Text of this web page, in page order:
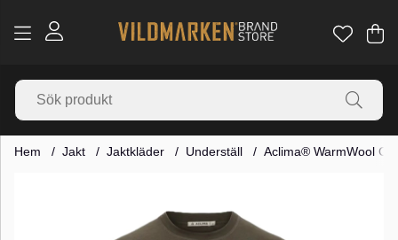
.
Hem Jakt Jaktkläder Underställ Aclima® WarmWool